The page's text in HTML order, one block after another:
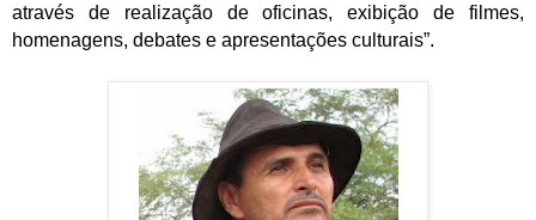
através de realização de oficinas, exibição de filmes,
homenagens, debates e apresentações culturais”.